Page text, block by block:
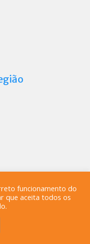
Formação e
funcionamento do
que aceita todos os